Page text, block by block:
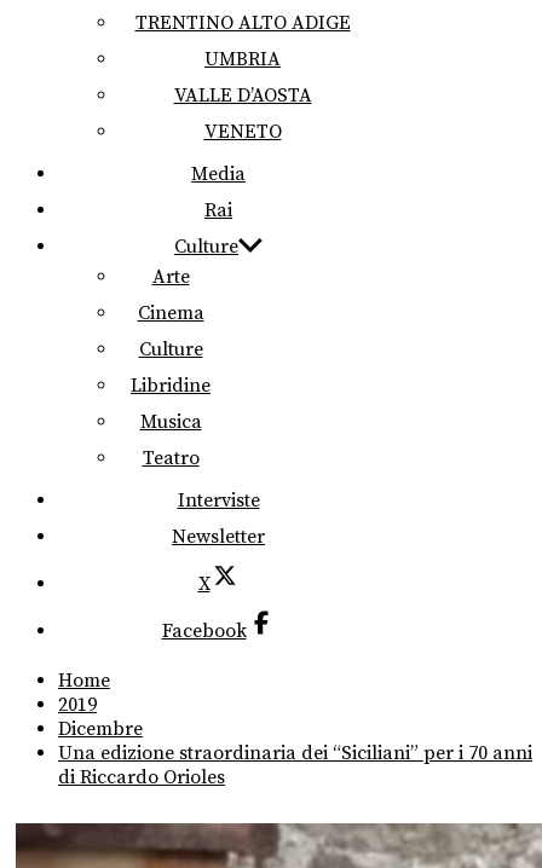
TRENTINO ALTO ADIGE
UMBRIA
VALLE D’AOSTA
VENETO
Media
Rai
Culture
Arte
Cinema
Culture
Libridine
Musica
Teatro
Interviste
Newsletter
X
Facebook
Home
2019
Dicembre
Una edizione straordinaria dei “Siciliani” per i 70 anni
di Riccardo Orioles